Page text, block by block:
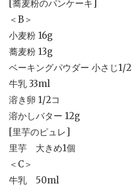
[蕎麦粉のパンケーキ]
＜B＞
小麦粉 16g
蕎麦粉 13g
ベーキングパウダー 小さじ1/2
牛乳 33ml
溶き卵 1/2コ
溶かしバター 12g
[里芋のピュレ]
里芋 大きめ1個
＜C＞
牛乳 50ml